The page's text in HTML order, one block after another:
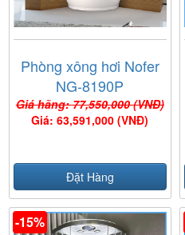
Phòng xông hơi Nofer
NG-8190P
Giá hãng: 77,550,000 (VNĐ)
Giá: 63,591,000 (VNĐ)
Đặt Hàng
-15%